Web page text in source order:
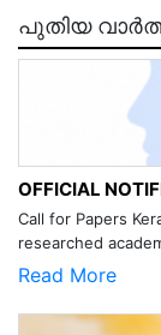
പുതിയ
OFFICIAL
Call for Papers
researched
Read More